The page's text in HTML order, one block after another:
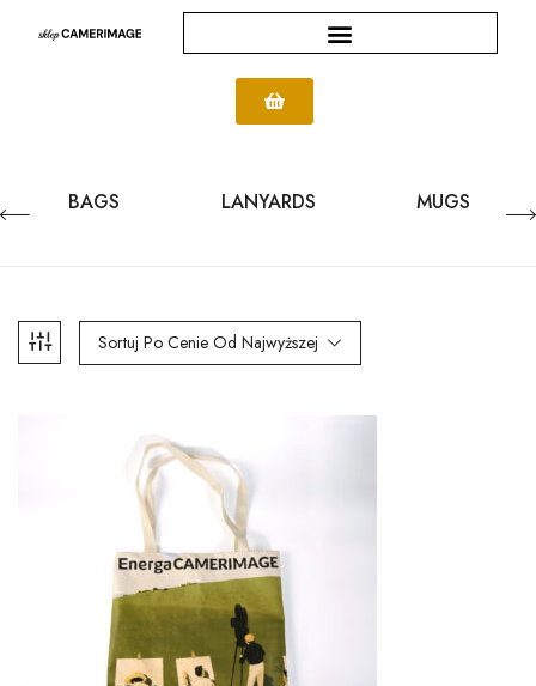
BAGS LANYARDS MUGS
Sortuj Po Cenie Od Najwyższej